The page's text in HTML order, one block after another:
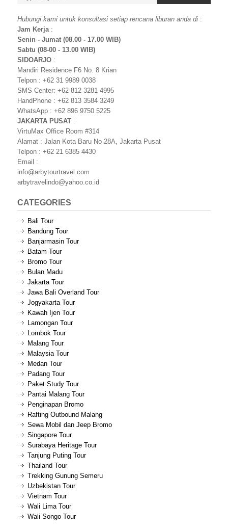
Hubungi kami untuk konsultasi setiap rencana liburan anda di :
Jam Kerja:
Senin - Jumat (08.00 - 17.00 WIB)
Sabtu (08-00 - 13.00 WIB)
SIDOARJO :
Mandiri Residence F6 No. 8 Krian
Telpon : +62 31 9989 0038
SMS Center: +62 812 3281 4995
HandPhone : +62 813 3584 3249
WhatsApp : +62 896 9750 5225
JAKARTA PUSAT :
VirtuMax Office Room #314
Alamat : Jalan Kota Baru No 28A, Jakarta Pusat
Telpon : +62 21 6385 4430
Email :
info@arbytourtravel.com
arbytravelindo@yahoo.co.id
CATEGORIES
Bali Tour
Bandung Tour
Banjarmasin Tour
Batam Tour
Bromo Tour
Bulan Madu
Jakarta Tour
Jawa Bali Overland Tour
Jogyakarta Tour
Kawah Ijen Tour
Lamongan Tour
Lombok Tour
Malang Tour
Malaysia Tour
Medan Tour
Padang Tour
Paket Study Tour
Pantai Malang Tour
Penginapan Bromo
Rafting Outbound Malang
Sewa Mobil dan Jeep Bromo
Singapore Tour
Surabaya Heritage Tour
Tanjung Puting Tour
Thailand Tour
Trekking Gunung Semeru
Uzbekistan Tour
Vietnam Tour
Wali Lima Tour
Wali Songo Tour